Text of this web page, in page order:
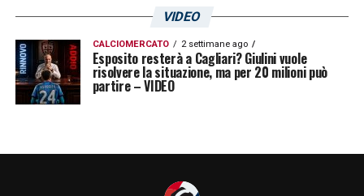
VIDEO
CALCIOMERCATO 2 settimane ago
Esposito resterà a Cagliari? Giulini vuole
risolvere la situazione, ma per 20 milioni può
partire – VIDEO